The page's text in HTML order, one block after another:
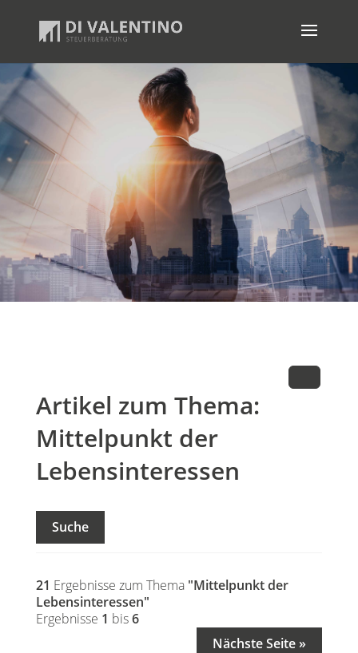
Artikel zum Thema:
Mittelpunkt der
Lebensinteressen
Suche
21 Ergebnisse zum Thema "Mittelpunkt der
Lebensinteressen"
Ergebnisse 1 bis6
Nächste Seite »